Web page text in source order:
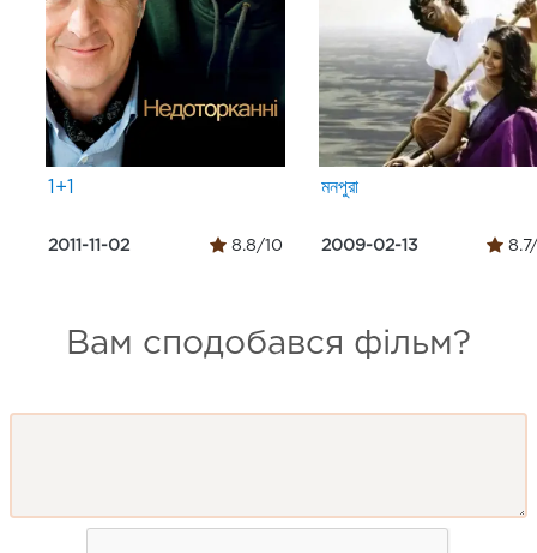
1+1
2011-11-02 8.8/10
মনপুরা
2009-02-13
Вам сподобався фільм?